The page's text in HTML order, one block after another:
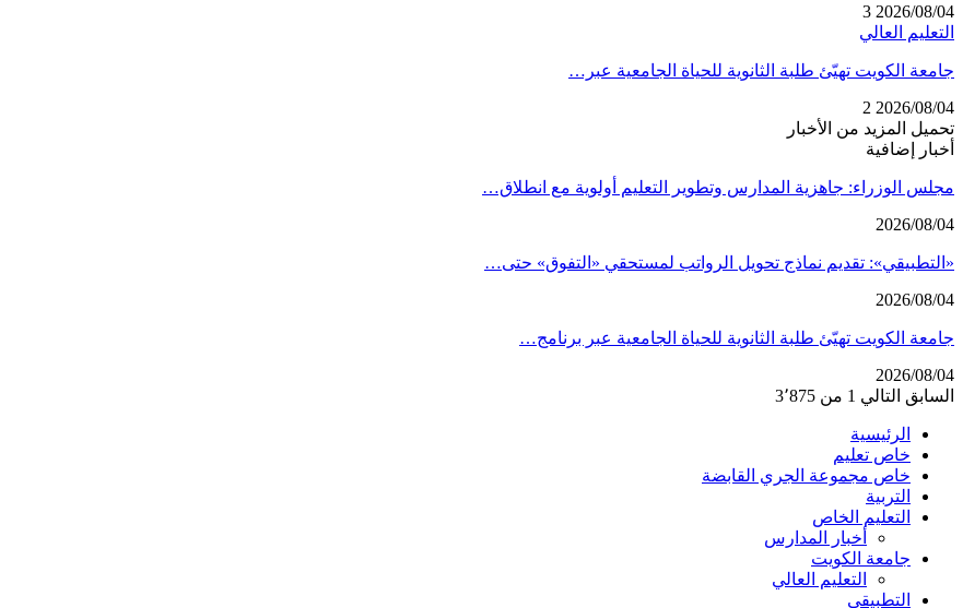
2026/08/04
3
التعليم العالي
جامعة الكويت تهيّئ طلبة الثانوية للحياة الجامعية عبر…
2026/08/04
2
تحميل المزيد من الأخبار
أخبار إضافية
مجلس الوزراء: جاهزية المدارس وتطوير التعليم أولوية مع انطلاق…
2026/08/04
«التطبيقي»: تقديم نماذج تحويل الرواتب لمستحقي «التفوق» حتى…
2026/08/04
جامعة الكويت تهيّئ طلبة الثانوية للحياة الجامعية عبر برنامج…
2026/08/04
السابق التالي 1 من 3٬875
الرئيسية
خاص تعليم
خاص مجموعة الجري القابضة
التربية
التعليم الخاص
أخبار المدارس
جامعة الكويت
التعليم العالي
التطبيقي